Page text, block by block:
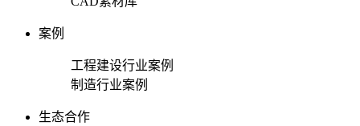
案例
工程建设行业案例
制造行业案例
生态合作